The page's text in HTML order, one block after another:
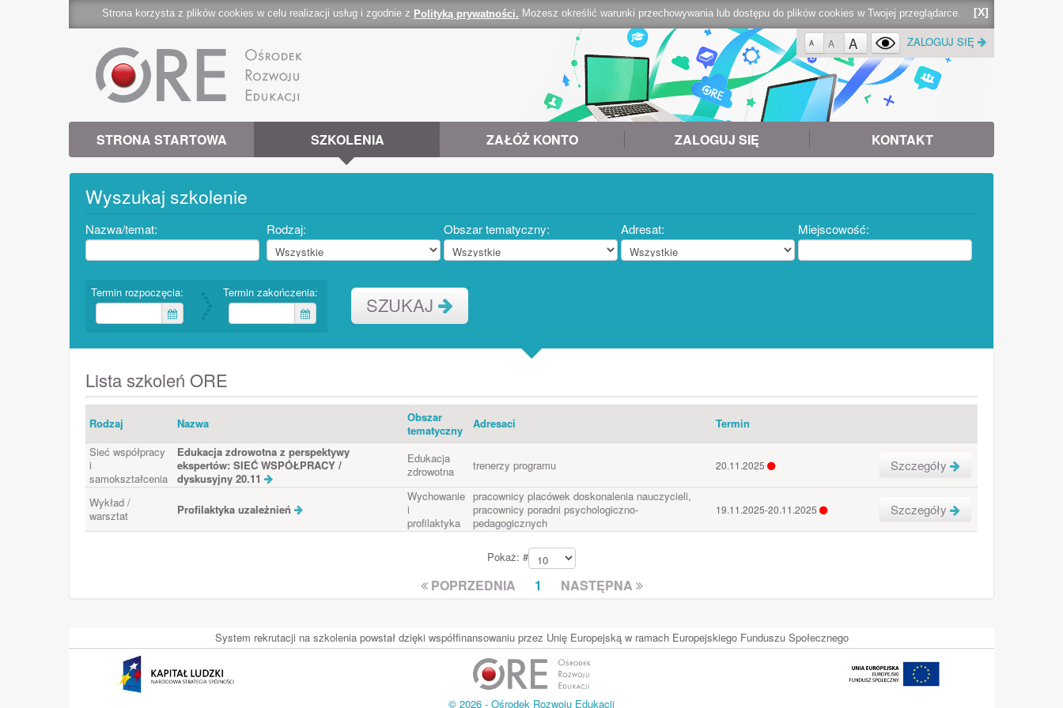
Strona korzysta z plików cookies w celu realizacji usług i zgodnie z Polityką prywatności. Możesz określić warunki przechowywania lub dostępu do plików cookies w Twojej przeglądarce. [X]
STRONA STARTOWA SZKOLENIA ZAŁÓŻ KONTO ZALOGUJ SIĘ KONTAKT
A A A ZALOGUJ SIĘ
Wyszukaj szkolenie
Nazwa/temat: Rodzaj: Obszar tematyczny: Adresat: Miejscowość:
Termin rozpoczęcia: Termin zakończenia:
SZUKAJ
Lista szkoleń ORE
Rodzaj Nazwa
Obszar
tematyczny
Adresaci
Termin
Sieć współpracy
i
samokształcenia
Edukacja zdrowotna z perspektywy
ekspertów: SIEĆ WSPÓŁPRACY /
dyskusyjny 20.11
Edukacja
zdrowotna
trenerzy programu 20.11.2025 Szczegóły
Wykład /
warsztat
Profilaktyka uzależnień
Wychowanie
i
profilaktyka
pracownicy placówek doskonalenia nauczycieli,
pracownicy poradni psychologiczno-
pedagogicznych
19.11.2025-20.11.2025 Szczegóły
Pokaż: #
POPRZEDNIA 1 NASTĘPNA
System rekrutacji na szkolenia powstał dzięki współfinansowaniu przez Unię Europejską w ramach Europejskiego Funduszu Społecznego
© 2026 - Ośrodek Rozwoju Edukacji